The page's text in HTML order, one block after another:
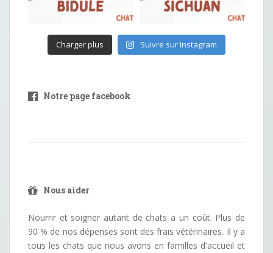
Charger plus Suivre sur Instagram
Notre page facebook
Nous aider
Nourrir et soigner autant de chats a un coût. Plus de
90 % de nos dépenses sont des frais vétérinaires. Il y a
tous les chats que nous avons en familles d'accueil et